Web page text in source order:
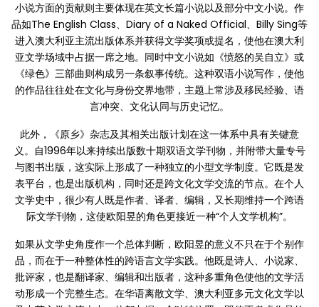
小说方面的贡献则主要体现在英文长篇小说以及部分中文小说。作
品如The English Class、Diary of a Naked Official、Billy Sing等
进入澳大利亚主流出版体系并获得文学奖项或提名，使他在澳大利
亚文学场域中占据一席之地。同时中文小说如《愤怒的吴自立》或
《绿色》三部曲则构成另一条叙事传统。这种双语小说写作，使他
的作品往往处在文化与身份交界地带，主题上常涉及移民经验、语
言冲突、文化认同与历史记忆。
此外，《原乡》杂志及其相关出版计划在这一体系中具有关键意
义。自1996年以来持续出版数十期双语文学刊物，并附带大量专号
与图书出版，这实际上形成了一种独立的小型文学制度。它既是发
表平台，也是出版机构，同时还是跨文化文学交流的节点。在个人
文学史中，很少有人既是作者、译者、编辑，又长期维持一个跨语
际文学刊物，这使欧阳昱的角色更接近一种“个人文学机构”。
如果从文学史角度作一个总体判断，欧阳昱的意义不只在于个别作
品，而在于一种整体性的跨语言文学实践。他既是诗人、小说家、
批评家，也是翻译家、编辑和出版者，这种多重角色使他的文学活
动形成一个完整生态。在华语离散文学、澳大利亚多元文化文学以